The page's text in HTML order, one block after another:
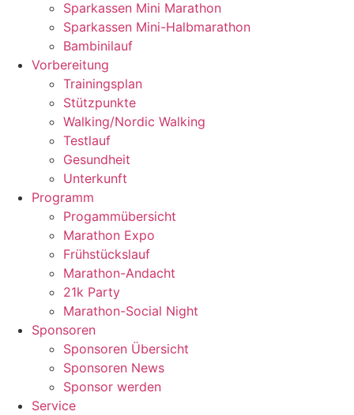
Sparkassen Mini Marathon
Sparkassen Mini-Halbmarathon
Bambinilauf
Vorbereitung
Trainingsplan
Stützpunkte
Walking/Nordic Walking
Testlauf
Gesundheit
Unterkunft
Programm
Progammübersicht
Marathon Expo
Frühstückslauf
Marathon-Andacht
21k Party
Marathon-Social Night
Sponsoren
Sponsoren Übersicht
Sponsoren News
Sponsor werden
Service